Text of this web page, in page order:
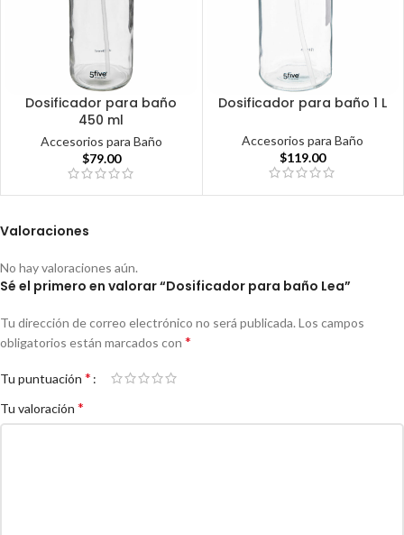
Dosificador para baño
450 ml
Accesorios para Baño
$79.00
Dosificador para baño 1 L
Accesorios para Baño
$119.00
Valoraciones
No hay valoraciones aún.
Sé el primero en valorar “Dosificador para baño Lea”
Tu dirección de correo electrónico no será publicada. Los campos
obligatorios están marcados con *
Tu puntuación *
Tu valoración *